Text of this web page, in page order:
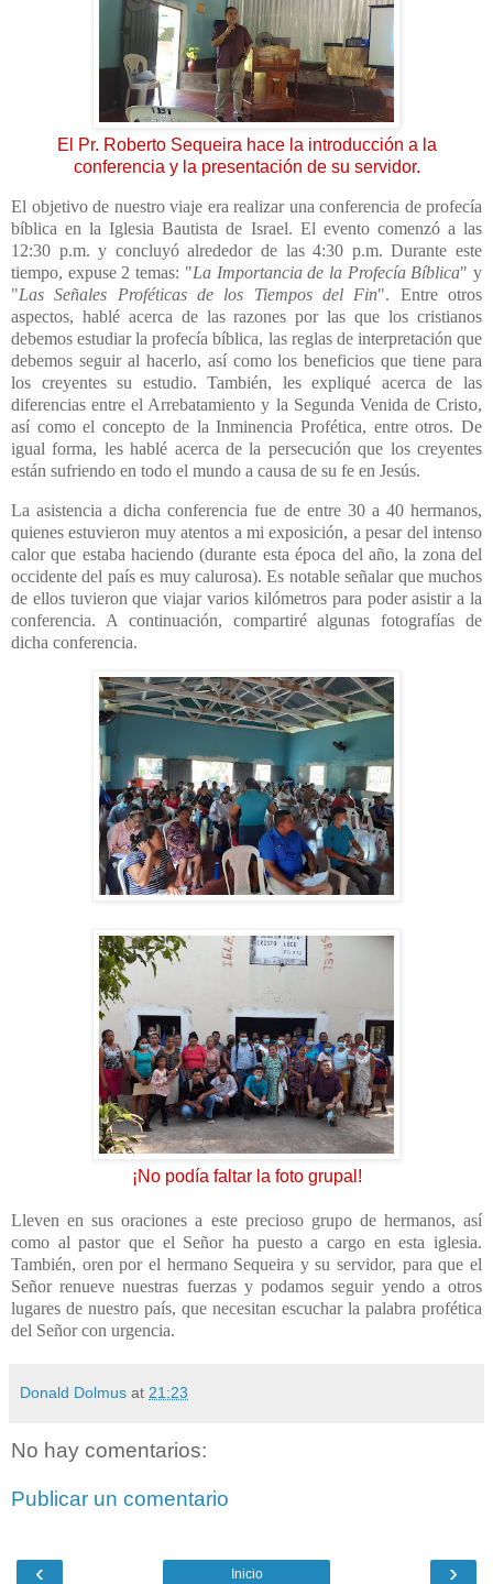
El Pr. Roberto Sequeira hace la introducción a la
conferencia y la presentación de su servidor.
El objetivo de nuestro viaje era realizar una conferencia de profecía
bíblica en la Iglesia Bautista de Israel. El evento comenzó a las
12:30 p.m. y concluyó alrededor de las 4:30 p.m. Durante este
tiempo, expuse 2 temas: "La Importancia de la Profecía Bíblica" y
"Las Señales Proféticas de los Tiempos del Fin". Entre otros
aspectos, hablé acerca de las razones por las que los cristianos
debemos estudiar la profecía bíblica, las reglas de interpretación que
debemos seguir al hacerlo, así como los beneficios que tiene para
los creyentes su estudio. También, les expliqué acerca de las
diferencias entre el Arrebatamiento y la Segunda Venida de Cristo,
así como el concepto de la Inminencia Profética, entre otros. De
igual forma, les hablé acerca de la persecución que los creyentes
están sufriendo en todo el mundo a causa de su fe en Jesús.
La asistencia a dicha conferencia fue de entre 30 a 40 hermanos,
quienes estuvieron muy atentos a mi exposición, a pesar del intenso
calor que estaba haciendo (durante esta época del año, la zona del
occidente del país es muy calurosa). Es notable señalar que muchos
de ellos tuvieron que viajar varios kilómetros para poder asistir a la
conferencia. A continuación, compartiré algunas fotografías de
dicha conferencia.
¡No podía faltar la foto grupal!
Lleven en sus oraciones a este precioso grupo de hermanos, así
como al pastor que el Señor ha puesto a cargo en esta iglesia.
También, oren por el hermano Sequeira y su servidor, para que el
Señor renueve nuestras fuerzas y podamos seguir yendo a otros
lugares de nuestro país, que necesitan escuchar la palabra profética
del Señor con urgencia.
Donald Dolmus at 21:23
No hay comentarios:
Publicar un comentario
‹ ›
Inicio